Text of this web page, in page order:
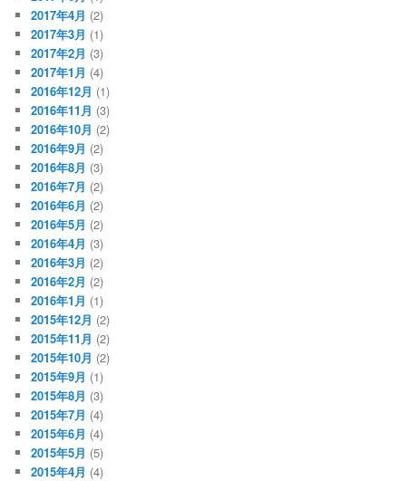
2017年4月 (2)
2017年3月 (1)
2017年2月 (3)
2017年1月 (4)
2016年12月 (1)
2016年11月 (3)
2016年10月 (2)
2016年9月 (2)
2016年8月 (3)
2016年7月 (2)
2016年6月 (2)
2016年5月 (2)
2016年4月 (3)
2016年3月 (2)
2016年2月 (2)
2016年1月 (1)
2015年12月 (2)
2015年11月 (2)
2015年10月 (2)
2015年9月 (1)
2015年8月 (3)
2015年7月 (4)
2015年6月 (4)
2015年5月 (5)
2015年4月 (4)